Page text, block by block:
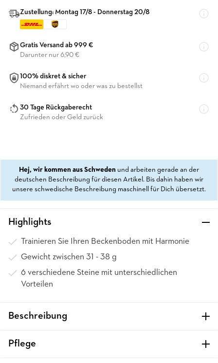
Zustellung: Montag 17/8 - Donnerstag 20/8
Gratis Versand ab 999 €
Darunter nur 6,90 €
100% diskret & sicher
Niemand erfährt wo oder was zu bestellst
30 Tage Rückgaberecht
Zufrieden oder Geld zurück
Hej, wir kommen aus Schweden und arbeiten gerade an der
deutschen Beschreibung für diesen Artikel. Bis dahin haben wir
unsere schwedische Beschreibung maschinell für Dich übersetzt.
Highlights
Trainieren Sie Ihren Beckenboden mit Harmonie
Gewicht zwischen 31 - 38 g
6 verschiedene Steine mit unterschiedlichen
Vorteilen
Beschreibung
Pflege